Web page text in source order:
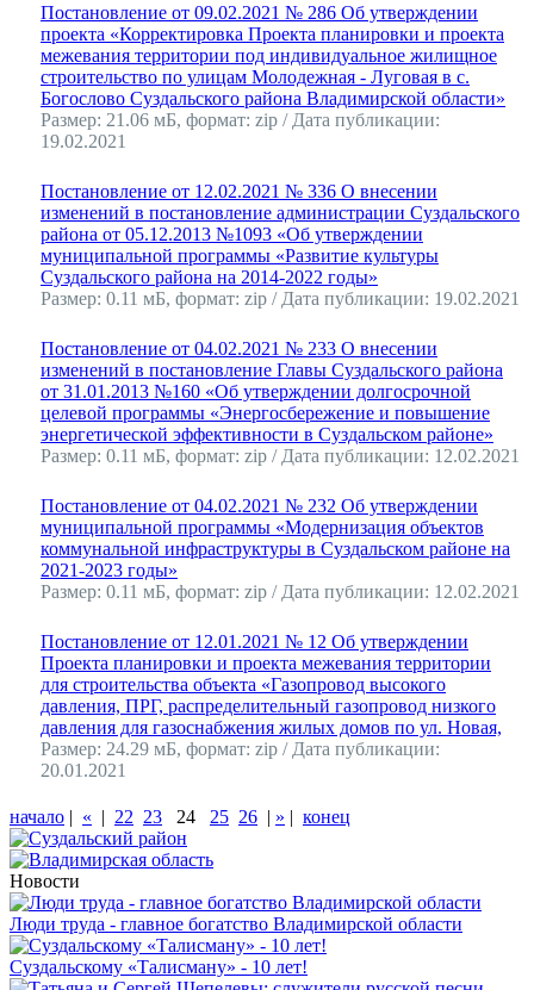
Постановление от 09.02.2021 № 286 Об утверждении
проекта «Корректировка Проекта планировки и проекта
межевания территории под индивидуальное жилищное
строительство по улицам Молодежная - Луговая в с.
Богослово Суздальского района Владимирской области»
Размер: 21.06 мБ, формат: zip / Дата публикации:
19.02.2021
Постановление от 12.02.2021 № 336 О внесении
изменений в постановление администрации Суздальского
района от 05.12.2013 №1093 «Об утверждении
муниципальной программы «Развитие культуры
Суздальского района на 2014-2022 годы»
Размер: 0.11 мБ, формат: zip / Дата публикации: 19.02.2021
Постановление от 04.02.2021 № 233 О внесении
изменений в постановление Главы Суздальского района
от 31.01.2013 №160 «Об утверждении долгосрочной
целевой программы «Энергосбережение и повышение
энергетической эффективности в Суздальском районе»
Размер: 0.11 мБ, формат: zip / Дата публикации: 12.02.2021
Постановление от 04.02.2021 № 232 Об утверждении
муниципальной программы «Модернизация объектов
коммунальной инфраструктуры в Суздальском районе на
2021-2023 годы»
Размер: 0.11 мБ, формат: zip / Дата публикации: 12.02.2021
Постановление от 12.01.2021 № 12 Об утверждении
Проекта планировки и проекта межевания территории
для строительства объекта «Газопровод высокого
давления, ПРГ, распределительный газопровод низкого
давления для газоснабжения жилых домов по ул. Новая,
Размер: 24.29 мБ, формат: zip / Дата публикации:
20.01.2021
начало | « | 22 23 24 25 26 | » | конец
Новости
Люди труда - главное богатство Владимирской области
Суздальскому «Талисману» - 10 лет!